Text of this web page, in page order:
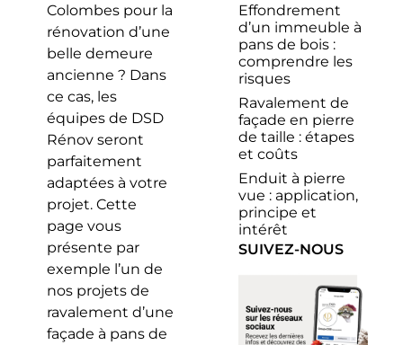
Colombes pour la
rénovation d’une
belle demeure
ancienne ? Dans
ce cas, les
équipes de DSD
Rénov seront
parfaitement
adaptées à votre
projet. Cette
page vous
présente par
exemple l’un de
nos projets de
ravalement d’une
façade à pans de
Effondrement
d’un immeuble à
pans de bois :
comprendre les
risques
Ravalement de
façade en pierre
de taille : étapes
et coûts
Enduit à pierre
vue : application,
principe et
intérêt
SUIVEZ-NOUS